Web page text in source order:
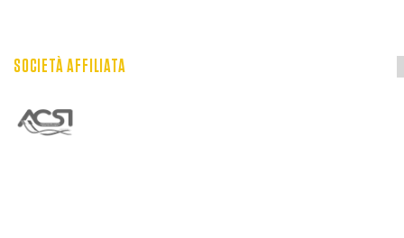
SOCIETÀ AFFILIATA